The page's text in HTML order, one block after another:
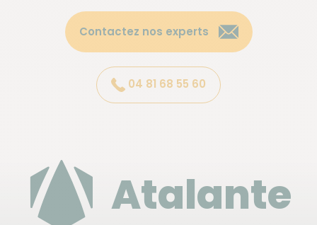
Contactez nos experts
04 81 68 55 60
Atalante